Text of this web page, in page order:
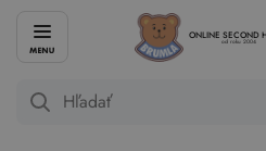
ONLINE SECOND
od roku 2004